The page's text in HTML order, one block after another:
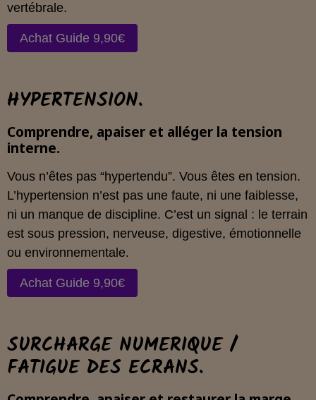
vertébrale.
Achat Guide 9,90€
HYPERTENSION.
Comprendre, apaiser et alléger la tension
interne.
Vous n’êtes pas “hypertendu”. Vous êtes en tension.
L’hypertension n’est pas une faute, ni une faiblesse,
ni un manque de discipline. C’est un signal : le terrain
est sous pression, nerveuse, digestive, émotionnelle
ou environnementale.
Achat Guide 9,90€
SURCHARGE NUMERIQUE /
FATIGUE DES ECRANS.